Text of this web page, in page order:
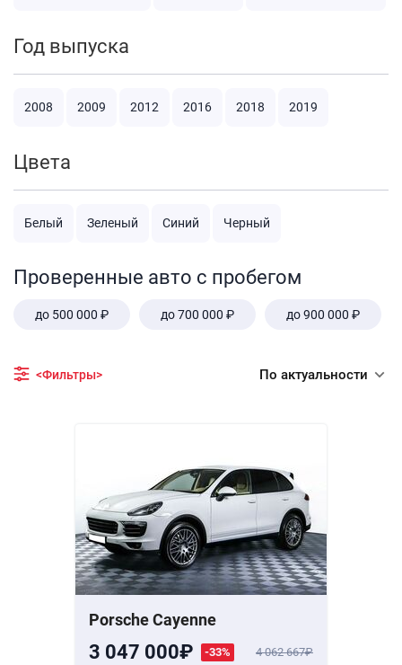
Год выпуска
2008 2009 2012 2016 2018 2019
Цвета
Белый Зеленый Синий Черный
Проверенные авто с пробегом
до 500 000 ₽ до 700 000 ₽ до 900 000 ₽
<Фильтры> По актуальности
Porsche Cayenne
3 047 000 -33% 4 062 667